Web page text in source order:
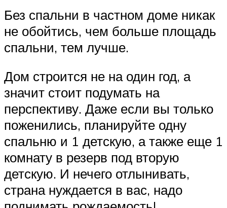
Без спальни в частном доме никак
не обойтись, чем больше площадь
спальни, тем лучше.
Дом строится не на один год, а
значит стоит подумать на
перспективу. Даже если вы только
поженились, планируйте одну
спальню и 1 детскую, а также еще 1
комнату в резерв под вторую
детскую. И нечего отлынивать,
страна нуждается в вас, надо